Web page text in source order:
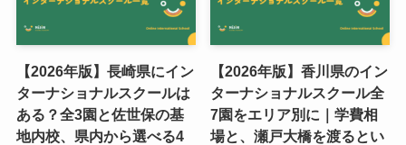
【2026年版】長崎県にイン
ターナショナルスクールは
ある？全3園と佐世保の基
地内校、県内から選べる4
【2026年版】香川県のイン
ターナショナルスクール全
7園をエリア別に｜学費相
場と、瀬戸大橋を渡るとい